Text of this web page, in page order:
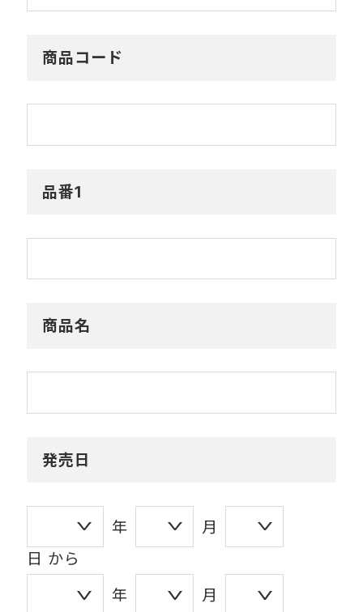
商品コード
品番1
商品名
発売日
年
月
日 から
年
月